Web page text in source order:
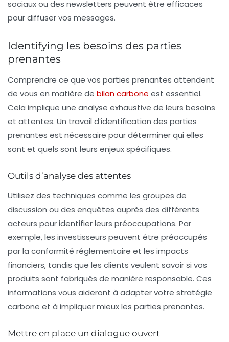
sociaux ou des newsletters peuvent être efficaces
pour diffuser vos messages.
Identifying les besoins des parties
prenantes
Comprendre ce que vos parties prenantes attendent
de vous en matière de bilan carbone est essentiel.
Cela implique une analyse exhaustive de leurs besoins
et attentes. Un travail d’identification des parties
prenantes est nécessaire pour déterminer qui elles
sont et quels sont leurs enjeux spécifiques.
Outils d’analyse des attentes
Utilisez des techniques comme les groupes de
discussion ou des enquêtes auprès des différents
acteurs pour identifier leurs préoccupations. Par
exemple, les investisseurs peuvent être préoccupés
par la conformité réglementaire et les impacts
financiers, tandis que les clients veulent savoir si vos
produits sont fabriqués de manière responsable. Ces
informations vous aideront à adapter votre stratégie
carbone et à impliquer mieux les parties prenantes.
Mettre en place un dialogue ouvert